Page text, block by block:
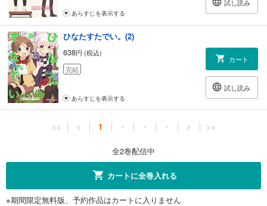
試し読み
あらすじを表示する
ひなたすたでい。(2)
638円 (税込)
完結
カート
試し読み
あらすじを表示する
<< < 1 ・ ・ ・ > >>
全2巻配信中
カートに全巻入れる
※期間限定無料版、予約作品はカートに入りません